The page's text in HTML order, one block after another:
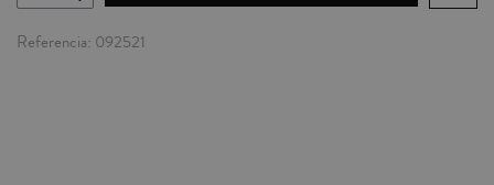
Referencia 092521